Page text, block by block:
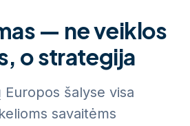
— ne veiklos
o strategija
Europos šalyse visa
savaitėms